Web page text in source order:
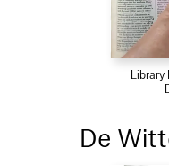
Library
De